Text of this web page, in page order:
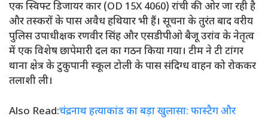
एक स्विफ्ट डिजायर कार (OD 15X 4060) रांची की ओर जा रही है
और तस्करों के पास अवैध हथियार भी हैं। सूचना के तुरंत बाद वरीय
पुलिस उपाधीक्षक रणवीर सिंह और एसडीपीओ बैजू उरांव के नेतृत्व
में एक विशेष छापेमारी दल का गठन किया गया। टीम ने टी टांगर
थाना क्षेत्र के टुकुपानी स्कूल टोली के पास संदिग्ध वाहन को रोककर
तलाशी ली।
Also Read:चंद्रनाथ हत्याकांड का बड़ा खुलासा: फास्टैग और